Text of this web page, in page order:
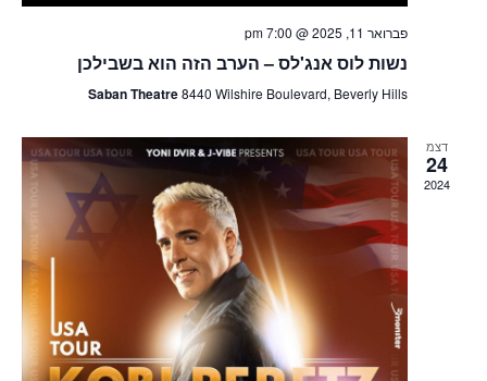
פברואר 11, 2025 @ 7:00 pm
נשות לוס אנג'לס – הערב הזה הוא בשבילכן
Saban Theatre8440 Wilshire Boulevard, Beverly Hills
דצמ
24
2024